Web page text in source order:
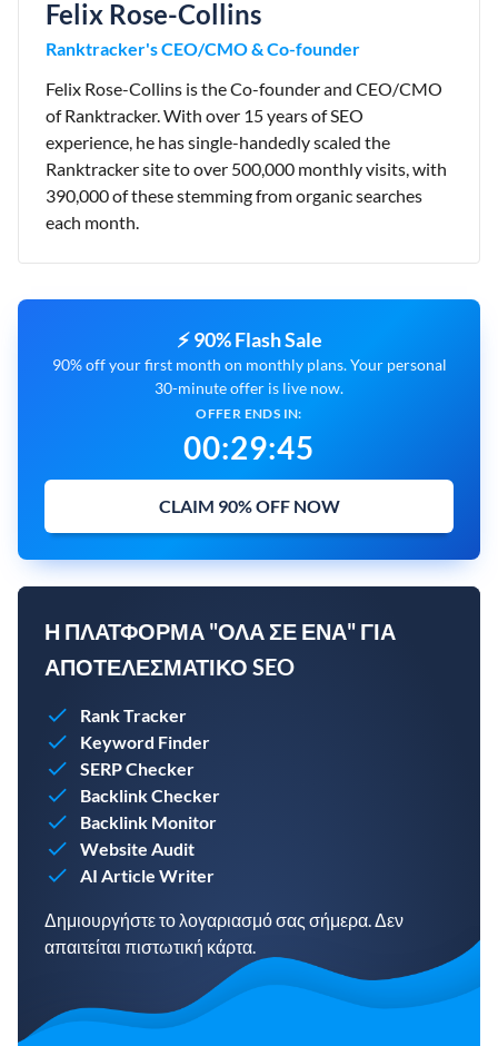
Felix Rose-Collins
Ranktracker's CEO/CMO & Co-founder
Felix Rose-Collins is the Co-founder and CEO/CMO
of Ranktracker. With over 15 years of SEO
experience, he has single-handedly scaled the
Ranktracker site to over 500,000 monthly visits, with
390,000 of these stemming from organic searches
each month.
⚡ 90% Flash Sale
90% off your first month on monthly plans. Your personal
30-minute offer is live now.
OFFER ENDS IN:
00:29:44
CLAIM 90% OFF NOW
Η ΠΛΑΤΦΌΡΜΑ "ΌΛΑ ΣΕ ΈΝΑ" ΓΙΑ
ΑΠΟΤΕΛΕΣΜΑΤΙΚΌ SEO
Rank Tracker
Keyword Finder
SERP Checker
Backlink Checker
Backlink Monitor
Website Audit
AI Article Writer
Δημιουργήστε το λογαριασμό σας σήμερα. Δεν
απαιτείται πιστωτική κάρτα.